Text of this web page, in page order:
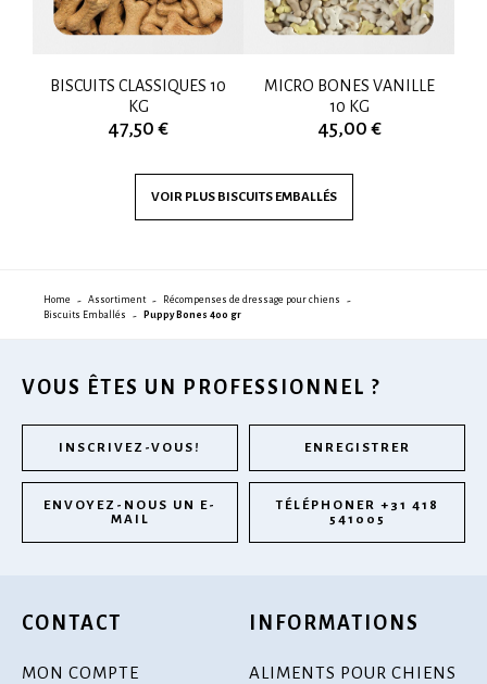
BISCUITS CLASSIQUES 10
KG
47,50 €
MICRO BONES VANILLE
10 KG
45,00 €
VOIR PLUS BISCUITS EMBALLÉS
Home Assortiment
Récompenses de dressage pour chiens
Biscuits Emballés
Puppy Bones 400 gr
VOUS ÊTES UN PROFESSIONNEL ?
INSCRIVEZ-VOUS! ENREGISTRER
ENVOYEZ-NOUS UN E-
MAIL
TÉLÉPHONER +31 418
541005
CONTACT
MON COMPTE
INFORMATIONS
ALIMENTS POUR CHIENS